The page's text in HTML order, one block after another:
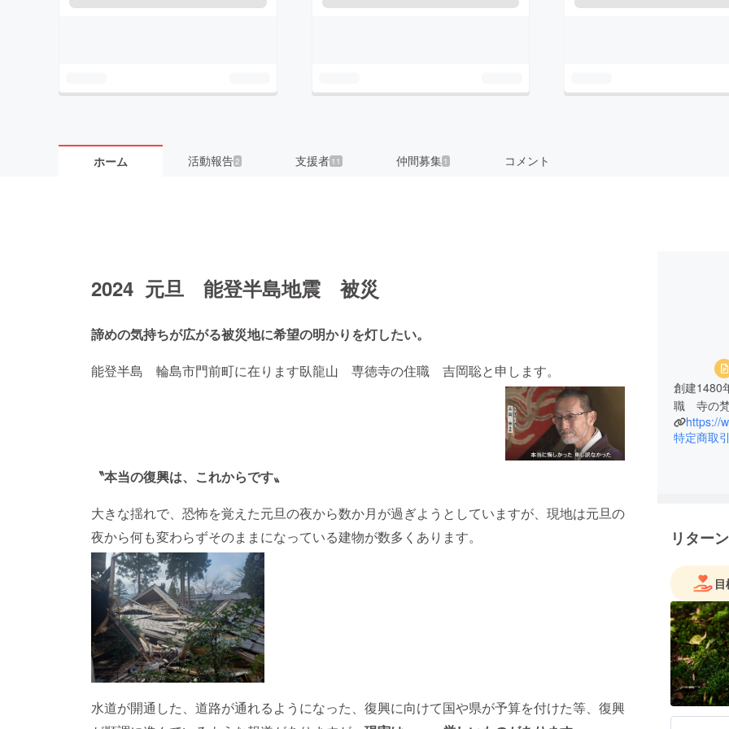
ホーム 活動報告 2 支援者 11 仲間募集 1 コメント
2024 元旦 能登半島地震 被災
諦めの気持ちが広がる被災地に希望の明かりを灯したい。
能登半島 輪島市門前町に在ります臥龍山 専徳寺の住職 吉岡聡と申します。
〝本当の復興は、これからです〟
大きな揺れで、恐怖を覚えた元旦の夜から数か月が過ぎようとしていますが、現地は元旦の
夜から何も変わらずそのままになっている建物が数多くあります。
水道が開通した、道路が通れるようになった、復興に向けて国や県が予算を付けた等、復興
創建
職 寺の梵
特定商取
リター